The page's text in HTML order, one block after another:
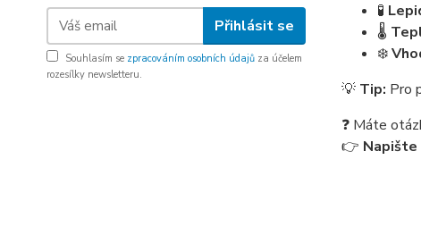
Přihlásit se
Souhlasím se zpracováním osobních údajů za účelem
rozesílky newsletteru.
🧪
🌡️
❄️
💡 Tip: Pro
❓ Máte
👉 Napište